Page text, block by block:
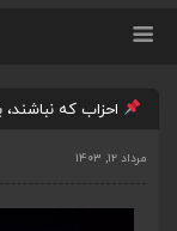
احزاب که
مرداد ۱۲, ۱۴۰۳